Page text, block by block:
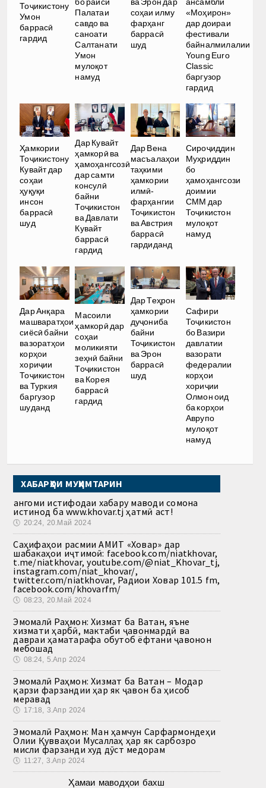
Тоҷикистону
Умон
баррасӣ
гардид
Палатаи
савдо ва
саноати
Салтанати
Умон
мулоқот
намуд
соҳаи илму
фарҳанг
баррасӣ
шуд
«Моҳирон»
дар доираи
фестивали
байналмилалии
Young Euro
Classic
баргузор
гардид
Ҳамкории
Тоҷикистону
Кувайт дар
соҳаи
ҳуқуқи
инсон
баррасӣ
шуд
Дар Кувайт
ҳамкорӣ ва
ҳамоҳангсозӣ
дар самти
консулӣ
байни
Тоҷикистон
ва Давлати
Кувайт
баррасӣ
гардид
Дар Вена
масъалаҳои
таҳкими
ҳамкории
илмӣ-
фарҳангии
Тоҷикистон
ва Австрия
баррасӣ
гардиданд
Сироҷиддин
Муҳриддин
бо
ҳамоҳангсози
доимии
СММ дар
Тоҷикистон
мулоқот
намуд
Дар Анқара
машваратҳои
сиёсӣ байни
вазоратҳои
корҳои
хориҷии
Тоҷикистон
ва Туркия
баргузор
шуданд
Масоили
ҳамкорӣ дар
соҳаи
моликияти
зеҳнӣ байни
Тоҷикистон
ва Корея
баррасӣ
гардид
Дар Теҳрон
ҳамкории
дуҷониба
байни
Тоҷикистон
ва Эрон
баррасӣ
шуд
Сафири
Тоҷикистон
бо Вазири
давлатии
вазорати
федералии
корҳои
хориҷии
Олмон оид
ба корҳои
Аврупо
мулоқот
намуд
ХАБАРҲОИ МУҲИМТАРИН
Ҳангоми истифодаи хабару маводи сомона
истинод ба www.khovar.tj ҳатмӣ аст!
🕔 20:24, 20.Май 2024
Саҳифаҳои расмии АМИТ «Ховар» дар
шабакаҳои иҷтимоӣ: facebook.com/niatkhovar,
t.me/niatkhovar, youtube.com/@niat_Khovar_tj,
instagram.com/niat_khovar/,
twitter.com/niatkhovar, Радиои Ховар 101.5 fm,
facebook.com/khovarfm/
🕔 08:23, 20.Май 2024
Эмомалӣ Раҳмон: Хизмат ба Ватан, яъне
хизмати ҳарбӣ, мактаби ҷавонмардӣ ва
давраи ҳаматарафа обутоб ёфтани ҷавонон
мебошад
🕔 08:24, 5.Апр 2024
Эмомалӣ Раҳмон: Хизмат ба Ватан – Модар
қарзи фарзандии ҳар як ҷавон ба ҳисоб
меравад
🕔 17:18, 3.Апр 2024
Эмомалӣ Раҳмон: Ман ҳамчун Сарфармондеҳи
Олии Қувваҳои Мусаллаҳ ҳар як сарбозро
мисли фарзанди худ дӯст медорам
🕔 11:27, 3.Апр 2024
Ҳамаи маводҳои бахш